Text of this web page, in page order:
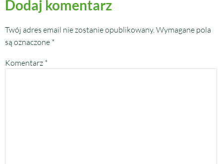
Dodaj komentarz
Twój adres email nie zostanie opublikowany.Wymagane pola
są oznaczone *
Komentarz *